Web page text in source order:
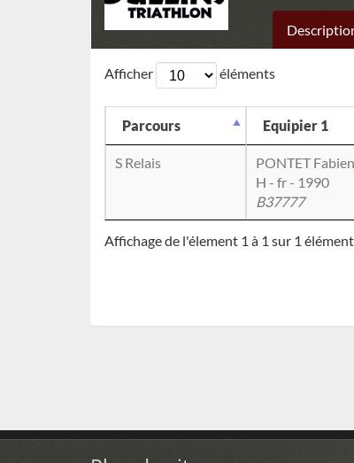
Afficher éléments
Parcours Equipier 1
S Relais
PONTET Fabien
H - fr - 1990
B37777
Affichage de l'élement 1 à 1 sur 1